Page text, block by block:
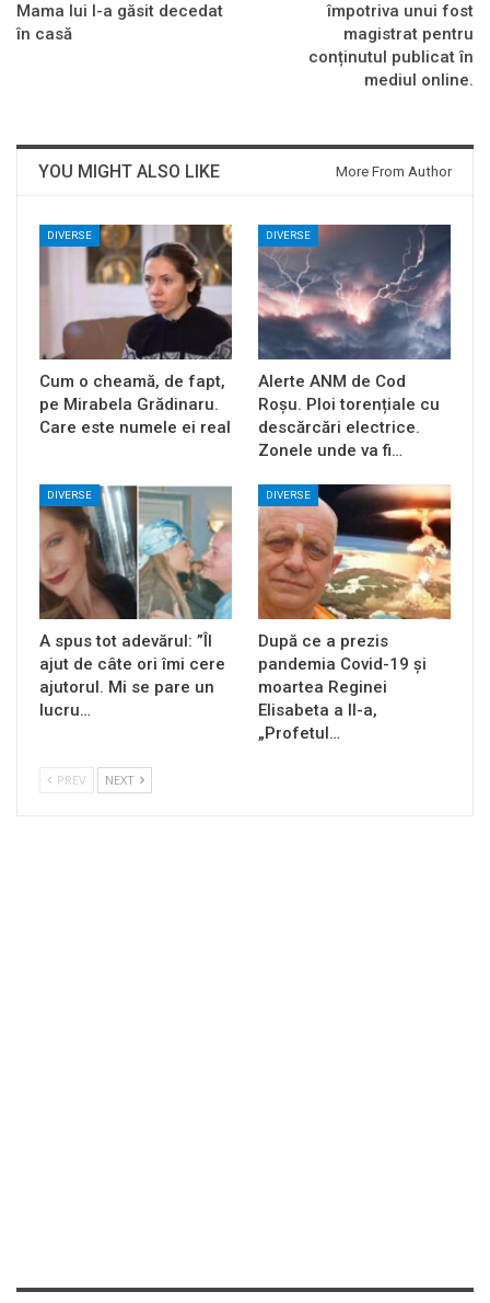
Mama lui l-a găsit decedat
în casă
împotriva unui fost
magistrat pentru
conținutul publicat în
mediul online.
YOU MIGHT ALSO LIKE More From Author
DIVERSE
Cum o cheamă, de fapt,
pe Mirabela Grădinaru.
Care este numele ei real
DIVERSE
Alerte ANM de Cod
Roșu. Ploi torențiale cu
descărcări electrice.
Zonele unde va fi…
DIVERSE
A spus tot adevărul: ”Îl
ajut de câte ori îmi cere
ajutorul. Mi se pare un
lucru…
DIVERSE
După ce a prezis
pandemia Covid-19 și
moartea Reginei
Elisabeta a II-a,
„Profetul…
PREV NEXT